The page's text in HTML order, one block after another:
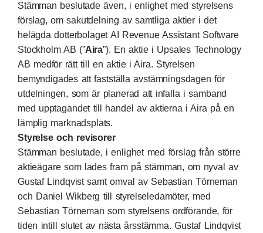
Stämman beslutade även, i enlighet med styrelsens
förslag, om sakutdelning av samtliga aktier i det
helägda dotterbolaget AI Revenue Assistant Software
Stockholm AB (”Aira”). En aktie i Upsales Technology
AB medför rätt till en aktie i Aira. Styrelsen
bemyndigades att fastställa avstämningsdagen för
utdelningen, som är planerad att infalla i samband
med upptagandet till handel av aktierna i Aira på en
lämplig marknadsplats.
Styrelse och revisorer
Stämman beslutade, i enlighet med förslag från större
aktieägare som lades fram på stämman, om nyval av
Gustaf Lindqvist samt omval av Sebastian Törneman
och Daniel Wikberg till styrelseledamöter, med
Sebastian Törneman som styrelsens ordförande, för
tiden intill slutet av nästa årsstämma. Gustaf Lindqvist